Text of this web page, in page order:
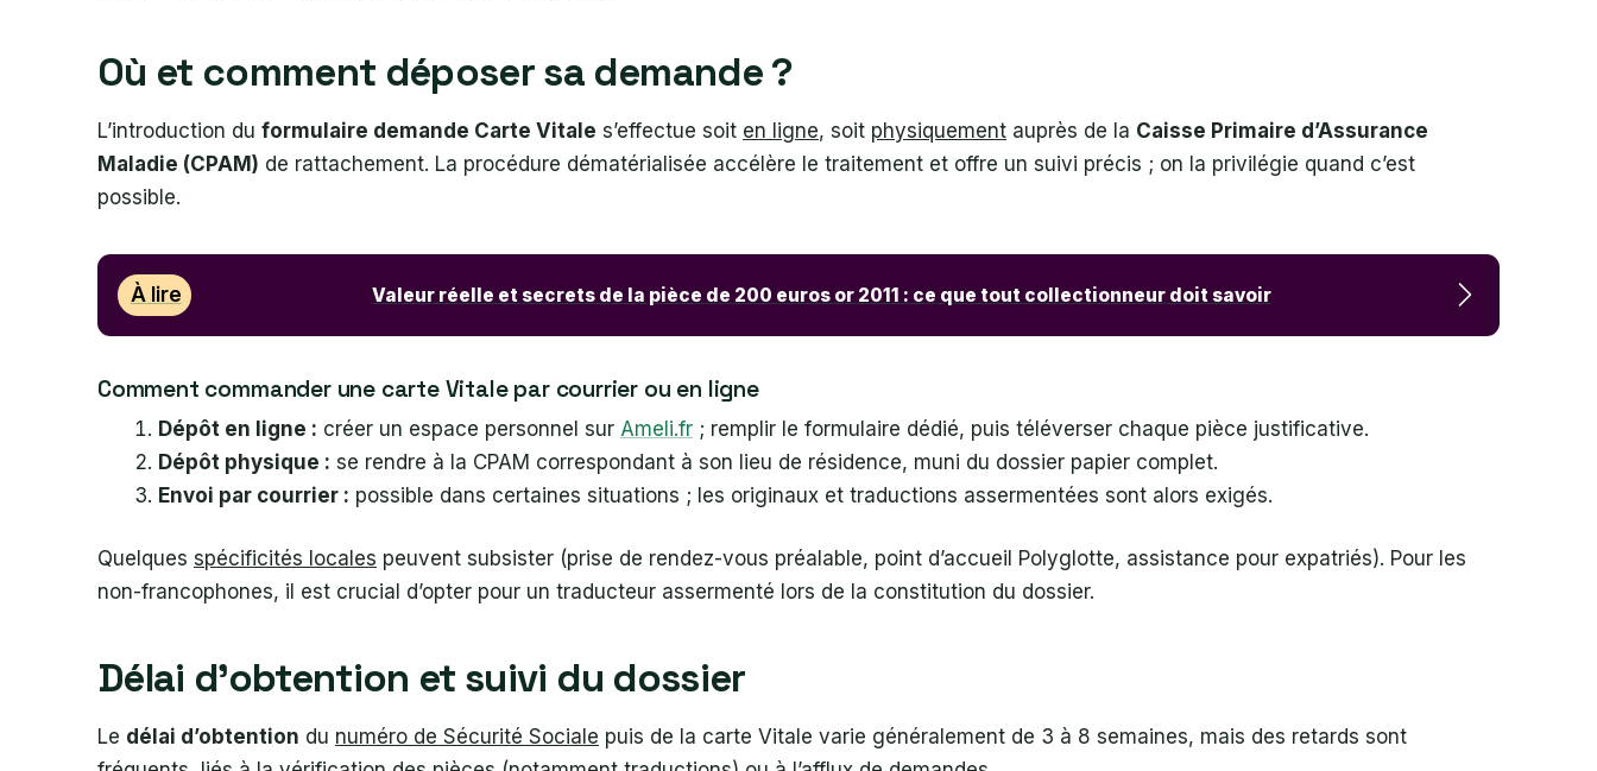
Où et comment déposer sa demande ?
L’introduction du formulaire demande Carte Vitale s’effectue soit en ligne, soit physiquement auprès de la Caisse Primaire d’Assurance
Maladie (CPAM) de rattachement. La procédure dématérialisée accélère le traitement et offre un suivi précis ; on la privilégie quand c’est
possible.
À lire Valeur réelle et secrets de la pièce de 200 euros or 2011 : ce que tout collectionneur doit savoir
Comment commander une carte Vitale par courrier ou en ligne
Dépôt en ligne : créer un espace personnel sur Ameli.fr ; remplir le formulaire dédié, puis téléverser chaque pièce justificative.
Dépôt physique : se rendre à la CPAM correspondant à son lieu de résidence, muni du dossier papier complet.
Envoi par courrier : possible dans certaines situations ; les originaux et traductions assermentées sont alors exigés.
Quelques spécificités locales peuvent subsister (prise de rendez-vous préalable, point d’accueil Polyglotte, assistance pour expatriés). Pour les
non-francophones, il est crucial d’opter pour un traducteur assermenté lors de la constitution du dossier.
Délai d’obtention et suivi du dossier
Le délai d’obtention du numéro de Sécurité Sociale puis de la carte Vitale varie généralement de 3 à 8 semaines, mais des retards sont